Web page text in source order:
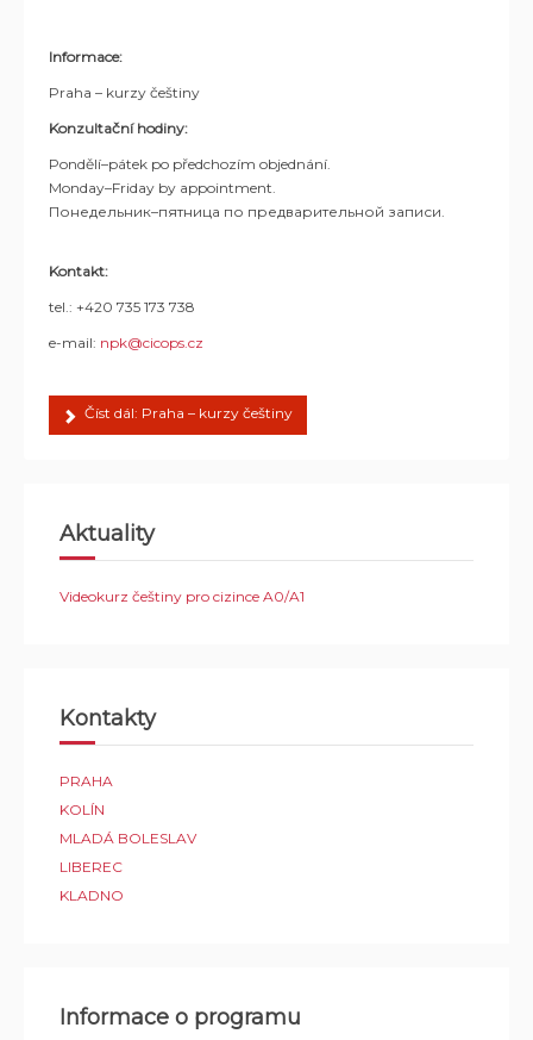
Informace:
Praha – kurzy češtiny
Konzultační hodiny:
Pondělí–pátek po předchozím objednání.
Monday–Friday by appointment.
Понедельник–пятница по предварительной записи.
Kontakt:
tel.: +420 735 173 738
e-mail: npk@cicops.cz
Číst dál: Praha – kurzy češtiny
Aktuality
Videokurz češtiny pro cizince A0/A1
Kontakty
PRAHA
KOLÍN
MLADÁ BOLESLAV
LIBEREC
KLADNO
Informace o programu